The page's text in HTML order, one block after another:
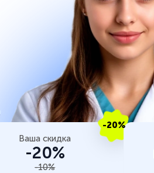
-20%
Ваша скидка
-20%
-10%